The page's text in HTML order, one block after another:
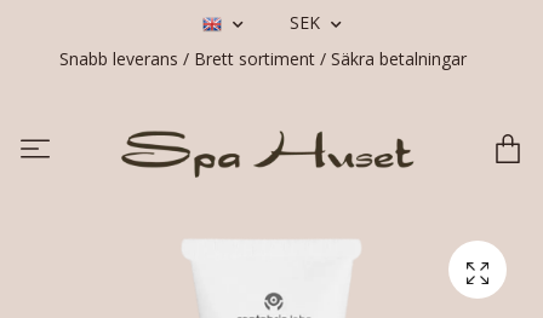
SEK
Snabb leverans / Brett sortiment / Säkra betalningar